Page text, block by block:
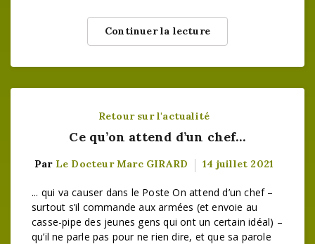
Continuer la lecture
Retour sur l'actualité
Ce qu’on attend d’un chef…
Par Le Docteur Marc GIRARD 14 juillet 2021
... qui va causer dans le Poste On attend d’un chef –
surtout s’il commande aux armées (et envoie au
casse-pipe des jeunes gens qui ont un certain idéal) –
qu’il ne parle pas pour ne rien dire, et que sa parole